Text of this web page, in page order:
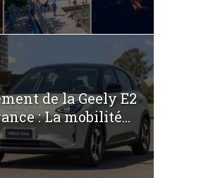
de la Geely E2
: La mobilité...